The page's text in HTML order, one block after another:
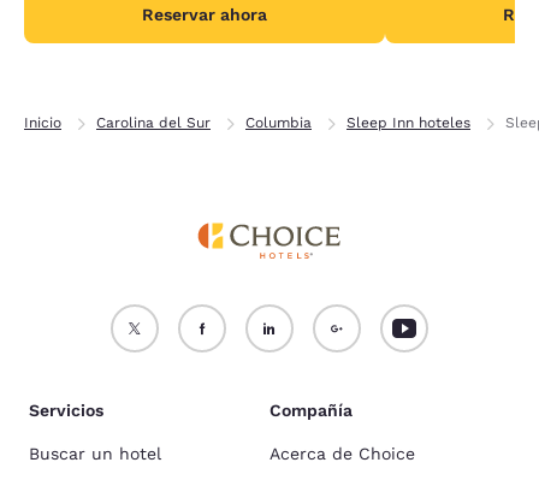
Reservar ahora
Inicio Carolina del Sur Columbia Sleep Inn hoteles
Servicios
Buscar un hotel
Compañía
Acerca de Choice